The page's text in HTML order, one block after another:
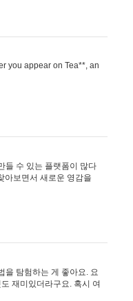
you appear on Tea**, an
들 수 있는 플랫폼이 많다
아보면서 새로운 영감을
을 탐험하는 게 좋아요. 요
재미있더라구요. 혹시 여